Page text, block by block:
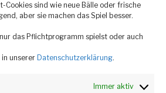
Cookies sind wie neue Bälle oder frische
aber sie machen das Spiel besser.
das Pflichtprogramm spielst oder auch
unserer Datenschutzerklärung.
Immer aktiv